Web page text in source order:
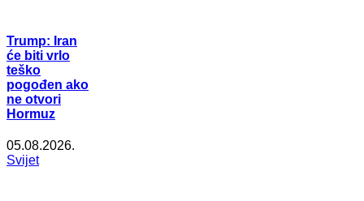
Trump: Iran
će biti vrlo
teško
pogođen ako
ne otvori
Hormuz
05.08.2026.
Svijet